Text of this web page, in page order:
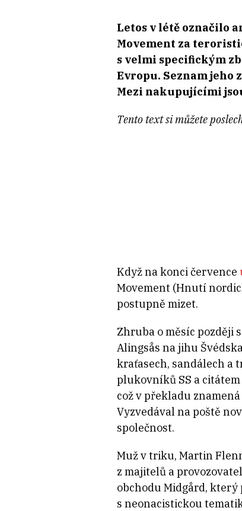
Letos v létě označilo
Movement za
s velmi specifickým
Evropu. Seznam
Mezi nakupujícími
Tento text si můžete
Když na konci července
Movement (Hnutí
postupně mizet.
Zhruba o měsíc později
Alingsås na jihu
kraťasech, sandálech a
plukovníků SS a
což v překladu znamená
Vyzvedával na poště
společnost.
Muž v triku, Martin
z majitelů a
obchodu Midgård, který
s neonacistickou